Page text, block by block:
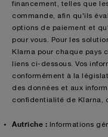
financement, telles que
commande, afin qu'ils
options de paiement et
pour vous. Pour les
Klarna pour chaque pays
liens ci-dessous. Vos
conformément à la
des données et aux
confidentialité de Klarna,
Autriche : Informations